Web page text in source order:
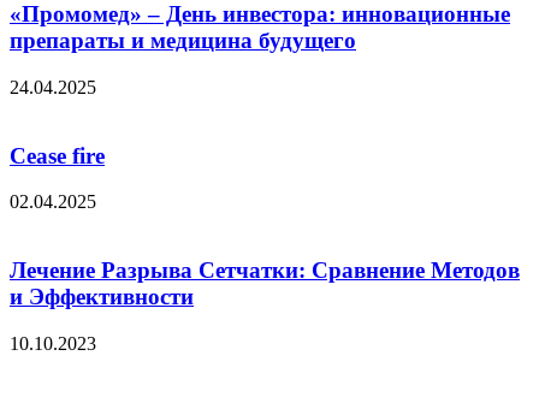
«Промомед» – День инвестора: инновационные
препараты и медицина будущего
24.04.2025
Cease fire
02.04.2025
Лечение Разрыва Сетчатки: Сравнение Методов
и Эффективности
10.10.2023